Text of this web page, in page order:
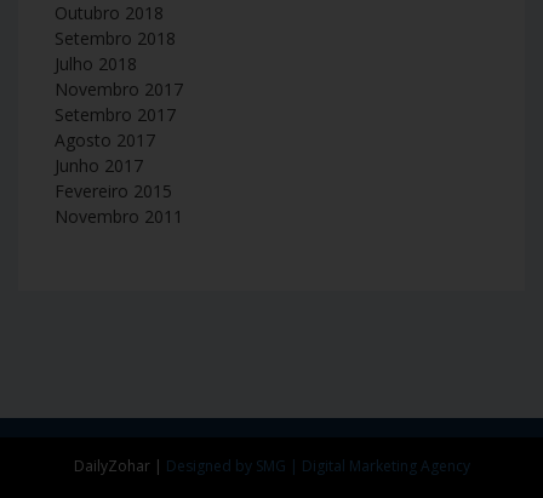
Outubro 2018
Setembro 2018
Julho 2018
Novembro 2017
Setembro 2017
Agosto 2017
Junho 2017
Fevereiro 2015
Novembro 2011
DailyZohar | Designed by SMG | Digital Marketing Agency